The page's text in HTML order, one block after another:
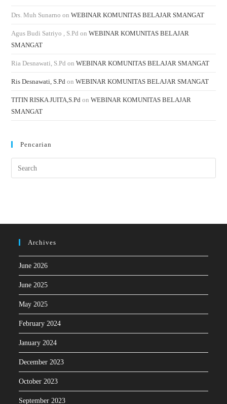
Drs. Muh Sunarno onWEBINAR KOMUNITAS BELAJAR SMANGAT
Agus Budi Satriyo , S.Pd onWEBINAR KOMUNITAS BELAJAR
SMANGAT
Ria Desnawati, S.Pd onWEBINAR KOMUNITAS BELAJAR SMANGAT
Ris Desnawati, S.Pd onWEBINAR KOMUNITAS BELAJAR SMANGAT
TITIN RISKA JUITA,S.Pd onWEBINAR KOMUNITAS BELAJAR
SMANGAT
Pencarian
Archives
June 2026
June 2025
May 2025
February 2024
January 2024
December 2023
October 2023
September 2023